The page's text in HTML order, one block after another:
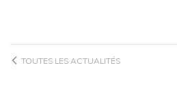
TOUTES LES ACTUALITÉS